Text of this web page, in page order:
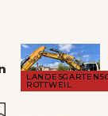
ROTTWEIL